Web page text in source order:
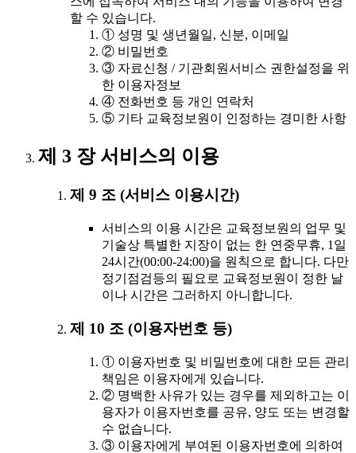
할 수 있습니다.
① 성명 및 생년월일, 신분, 이메일
② 비밀번호
③ 자료신청 / 기관회원서비스 권한설정을 위
한 이용자정보
④ 전화번호 등 개인 연락처
⑤ 기타 교육정보원이 인정하는 경미한 사항
제 3 장 서비스의 이용
제 9 조 (서비스 이용시간)
서비스의 이용 시간은 교육정보원의 업무 및
기술상 특별한 지장이 없는 한 연중무휴, 1일
24시간(00:00-24:00)을 원칙으로 합니다. 다만
정기점검등의 필요로 교육정보원이 정한 날
이나 시간은 그러하지 아니합니다.
제 10 조 (이용자번호 등)
① 이용자번호 및 비밀번호에 대한 모든 관리
책임은 이용자에게 있습니다.
② 명백한 사유가 있는 경우를 제외하고는 이
용자가 이용자번호를 공유, 양도 또는 변경할
수 없습니다.
③ 이용자에게 부여된 이용자번호에 의하여